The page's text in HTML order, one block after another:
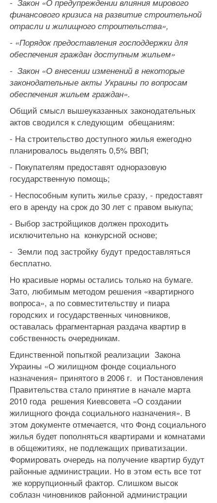
- Закон «О предупреждении влияния мирового
финансового кризиса на развитие строительной
отрасли и жилищного строительства»,
- «Порядок предоставления господдержки для
обеспечения граждан доступным жильем»
- Закон «О внесении изменений в некоторые
законодательные акты Украины по вопросам
обеспечения жильем граждан».
Общий смысл вышеуказанных законодательных
актов сводился к следующим обещаниям:
- На строительство доступного жилья ежегодно
планировалось выделять 0,5% ВВП;
- Покупателям предоставят одноразовую
государственную помощь;
- Неспособным купить жилье сразу, - предоставят
его в аренду на срок до 30 лет с правом выкупа;
- Выбор застройщиков должен проходить
исключительно на конкурсной основе;
- Земли под застройку будут предоставляться
бесплатно.
Но красивые нормы остались только на бумаге.
Зато, любимым методом решения «квартирного
вопроса», а по совместительству и пиара
городских и государственных чиновников,
оставалась фрагментарная раздача квартир в
собственность очередникам.
Единственной попыткой реализации Закона
Украины «О жилищном фонде социального
назначения» принятого в 2006 г. и Постановления
Правительства стало принятие в начале марта
2010 года решения Киевсовета «О создании
жилищного фонда социального назначения». В
этом документе отмечается, что Фонд социального
жилья будет пополняться квартирами и комнатами
в общежитиях, не подлежащих приватизации.
Формировать очередь на получение квартир будут
районные администрации. Но в этом есть все тот
же коррупционный фактор. Слишком высок
соблазн чиновников районной администрации